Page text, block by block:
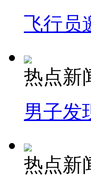
飞行员
热点新
男子发
热点新